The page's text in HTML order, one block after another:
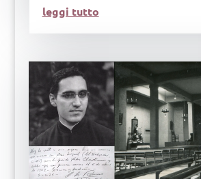
leggi tutto